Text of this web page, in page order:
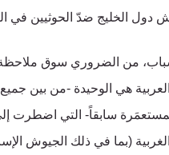
دول الخليج ضدّ الحوثيين في
من الضروري سوق ملاحظة
هي الوحيدة -من بين
سابقاً- التي اضطرت
(بما في ذلك الجيوش